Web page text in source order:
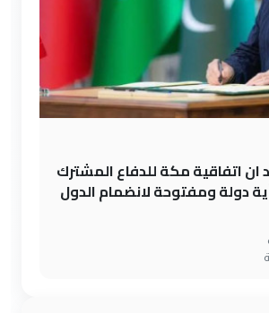
ان اتفاقية مكة للدفاع المشترك
دولة ومفتوحة لانضمام الدول